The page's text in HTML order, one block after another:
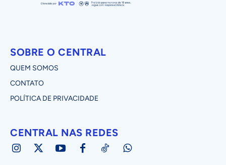
SOBRE O CENTRAL
QUEM SOMOS
CONTATO
POLÍTICA DE PRIVACIDADE
CENTRAL NAS REDES